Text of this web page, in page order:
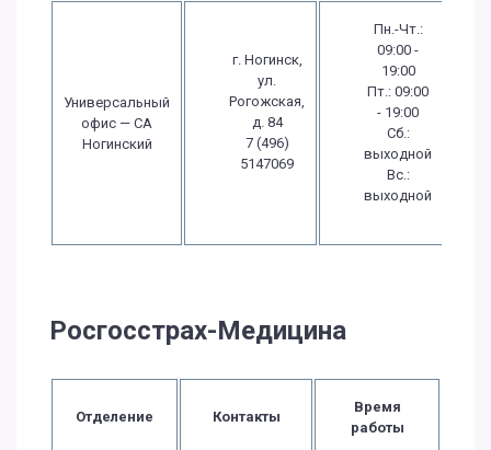
Универсальный
офис — СА
Ногинский
г. Ногинск,
ул.
Рогожская,
д. 84
7 (496)
5147069
Пн.-Чт.:
09:00 -
19:00
Пт.: 09:00
- 19:00
Сб.:
выходной
Вс.:
выходной
Росгосстрах-Медицина
Отделение Контакты
Время
работы